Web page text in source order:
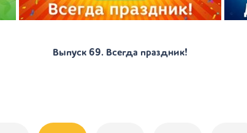
Выпуск 69. Всегда праздник!